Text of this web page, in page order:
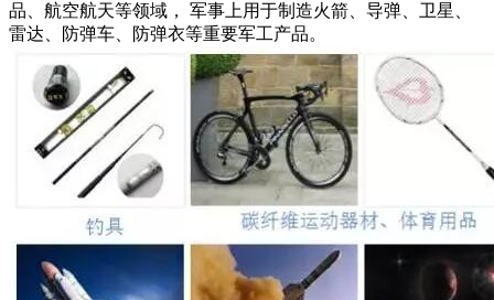
品、航空航天等领域， 军事上用于制造火箭、导弹、卫星、
雷达、防弹车、防弹衣等重要军工产品。